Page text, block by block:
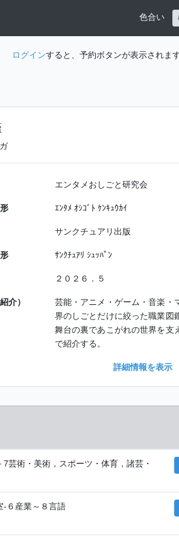
色合い
ログインすると、予約ボタンが表示されます
エンタメおしごと研究会
ｴﾝﾀﾒ ｵｼｺﾞﾄ ｹﾝｷｭｳｶｲ
サンクチュアリ出版
ｻﾝｸﾁｭｱﾘ ｼｭｯﾊﾟﾝ
２０２６．５
介）
芸能・アニメ・ゲーム・音楽・
界のしごとだけに絞った職業図
舞台の裏であこがれの世界を支
で紹介する。
詳細情報を表示
7芸術・美術，スポーツ・体育，諸芸・
-６産業～８言語